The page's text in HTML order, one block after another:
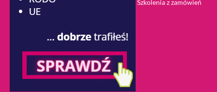
Szkolenia z zamówień